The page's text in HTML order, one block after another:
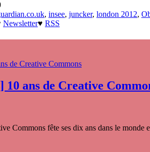
, insee, juncker, london 2012,
Newsletter♥ RSS
ans de Creative
Commons fête ses dix ans dans le